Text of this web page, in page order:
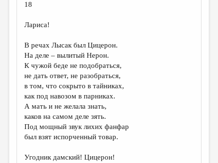
ИЗБРАННОЕ
ДАЙДЖЕСТ
ПРОИЗВЕДЕНИЯ
ПЕРЕВОДЫ
КОНКУРСЫ
ДЕТСКАЯ КОМНАТА
18
Лариса!
В речах Лысак был Цицерон.
На деле – вылитый Нерон.
К чужой беде не подобраться,
не дать ответ, не разобраться,
в том, что сокрыто в тайниках,
как под навозом в парниках.
А мать и не желала знать,
каков на самом деле зять.
Под мощный звук лихих фанфар
был взят испорченный товар.
Угодник дамский! Цицерон!